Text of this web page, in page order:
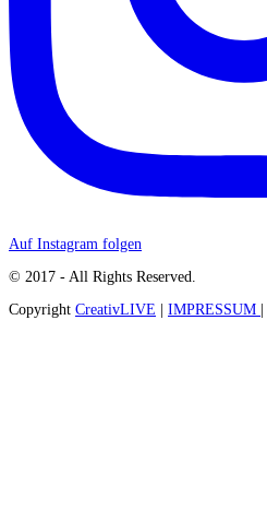
Auf Instagram folgen
© 2017 - All Rights Reserved.
Copyright CreativLIVE IMPRESSUM